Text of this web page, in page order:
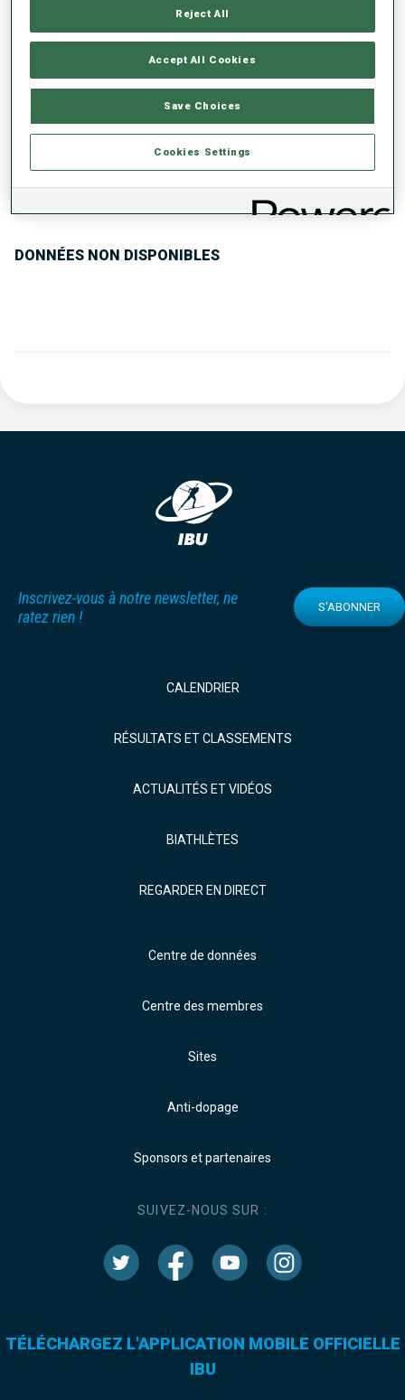
TIR COUCHÉ
Données non disponibles
Données non disponibles
TENDANCE DES PERFORMANCES
DONNÉES NON DISPONIBLES
Inscrivez-vous à notre newsletter, ne
ratez rien !
S'ABONNER
CALENDRIER
RÉSULTATS ET CLASSEMENTS
ACTUALITÉS ET VIDÉOS
BIATHLÈTES
REGARDER EN DIRECT
Centre de données
Centre des membres
Sites
Anti-dopage
Sponsors et partenaires
SUIVEZ-NOUS SUR :
TÉLÉCHARGEZ L'APPLICATION MOBILE OFFICIELLE
IBU
Reject All
Accept All Cookies
Save Choices
Cookies Settings